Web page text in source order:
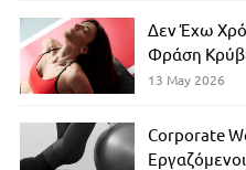
Δεν Έχω
Φράση
13 May 2026
Corporate